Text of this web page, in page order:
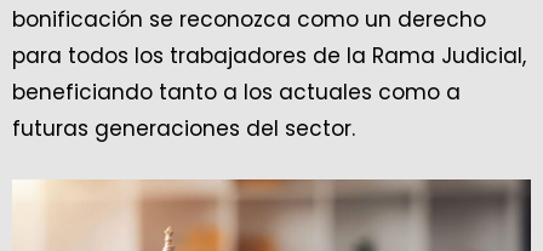
bonificación se reconozca como un derecho
para todos los trabajadores de la Rama Judicial,
beneficiando tanto a los actuales como a
futuras generaciones del sector.